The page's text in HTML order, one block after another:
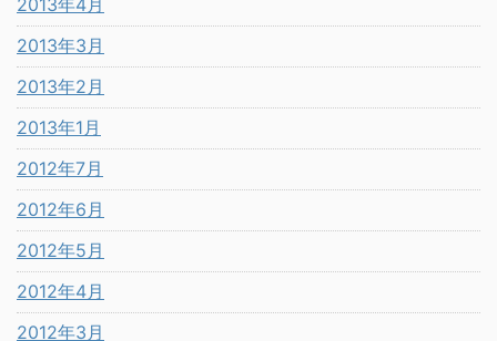
2013年4月
2013年3月
2013年2月
2013年1月
2012年7月
2012年6月
2012年5月
2012年4月
2012年3月